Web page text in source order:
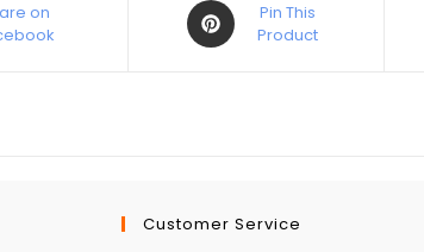
on
Pin This
Product
Customer Service